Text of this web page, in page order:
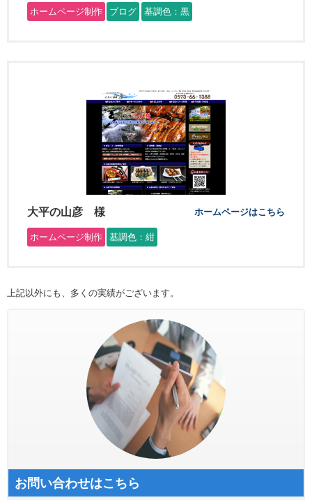
ホームページ制作 ブログ 基調色：黒
大平の山彦 様 ホームページはこちら
ホームページ制作 基調色：紺
上記以外にも、多くの実績がございます。
お問い合わせはこちら